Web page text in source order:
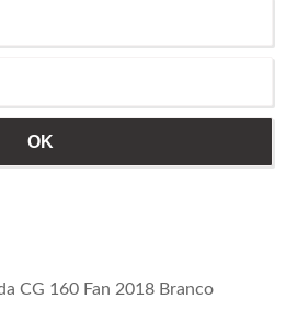
CG 160 Fan 2018 Branco